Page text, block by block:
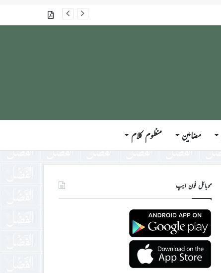
گذشتہ شمارے
مضامین منظوم کلام
موبائل فون ایپ